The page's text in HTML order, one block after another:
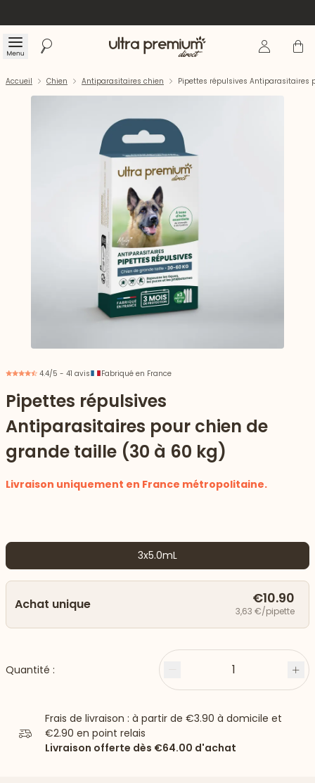
Menu Rechercher Accueil Se Panier
vers le bas
Accueil Chien Antiparasitaires chien Pipettes répulsives Antiparasitaires
4.4/5 - 41 avis Fabriqué en France
Pipettes répulsives
Antiparasitaires pour chien de
grande taille (30 à 60 kg)
Livraison uniquement en France métropolitaine.
3x5.0mL
Achat unique €10.90
3,63 €/pipette
Quantité : Moins 1
Frais de livraison : à partir de €3.90 à domicile et
€2.90 en point relais
Livraison offerte dès €64.00 d'achat